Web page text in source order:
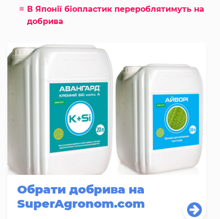
В Японії біопластик перероблятимуть на
добрива
Обрати добрива на
SuperAgronom.com